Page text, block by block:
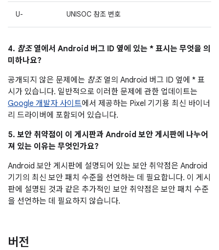
U- UNISOC 참조 번호
4. 참조열에서 Android 버그 ID 옆에 있는 * 표시는 무엇을 의
미하나요?
공개되지 않은 문제에는 참조열의 Android 버그 ID 옆에 * 표
시가 있습니다. 일반적으로 이러한 문제에 관한 업데이트는
Google 개발자 사이트에서 제공하는 Pixel 기기용 최신 바이너
리 드라이버에 포함되어 있습니다.
5. 보안 취약점이 이 게시판과 Android 보안 게시판에 나누어
져 있는 이유는 무엇인가요?
Android 보안 게시판에 설명되어 있는 보안 취약점은 Android
기기의 최신 보안 패치 수준을 선언하는 데 필요합니다. 이 게시
판에 설명된 것과 같은 추가적인 보안 취약점은 보안 패치 수준
을 선언하는 데 필요하지 않습니다.
버전